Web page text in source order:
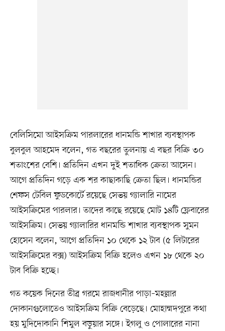
বেলিসিমো আইসক্রিম পারলারের ধানমন্ডি শাখার ব্যবস্থাপক
বুলবুল আহমেদ বলেন, গত বছরের তুলনায় এ বছর বিক্রি ৩০
শতাংশের বেশি। প্রতিদিন এখন দুই শতাধিক ক্রেতা আসেন।
আগে প্রতিদিন গড়ে এক শর কাছাকাছি ক্রেতা ছিল। ধানমন্ডির
শেফস টেবিল ফুডকোর্টে রয়েছে সেভয় গ্যালারি নামের
আইসক্রিমের পারলার। তাদের কাছে রয়েছে মোট ১৪টি ফ্লেবারের
আইসক্রিম। সেভয় গ্যালারির ধানমন্ডি শাখার ব্যবস্থাপক সুমন
হোসেন বলেন, আগে প্রতিদিন ১০ থেকে ১২ টাব (৫ লিটারের
আইসক্রিমের বক্স) আইসক্রিম বিক্রি হলেও এখন ১৮ থেকে ২০
টাব বিক্রি হচ্ছে।
গত কয়েক দিনের তীব্র গরমে রাজধানীর পাড়া–মহল্লার
দোকানগুলোতেও আইসক্রিম বিক্রি বেড়েছে। মোহাম্মদপুরে কথা
হয় মুদিদোকানি শিমুল বড়ুয়ার সঙ্গে। ইগলু ও পোলারের নানা